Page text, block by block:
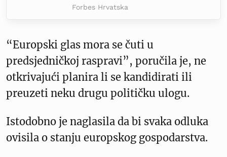
Forbes Hrvatska
“Europski glas mora se čuti u
predsjedničkoj raspravi”, poručila je, ne
otkrivajući planira li se kandidirati ili
preuzeti neku drugu političku ulogu.
Istodobno je naglasila da bi svaka odluka
ovisila o stanju europskog gospodarstva.